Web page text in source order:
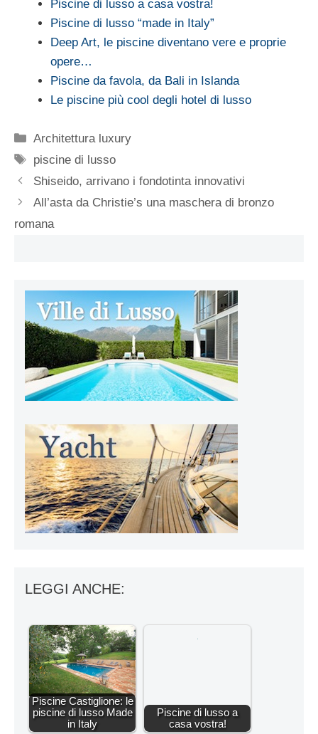
Piscine di lusso a casa vostra!
Piscine di lusso “made in Italy”
Deep Art, le piscine diventano vere e proprie
opere…
Piscine da favola, da Bali in Islanda
Le piscine più cool degli hotel di lusso
Categorie
Architettura luxury
Tag
piscine di lusso
Shiseido, arrivano i fondotinta innovativi
All’asta da Christie’s una maschera di bronzo
romana
LEGGI ANCHE:
Piscine Castiglione: le
piscine di lusso Made
in Italy
Piscine di lusso a
casa vostra!